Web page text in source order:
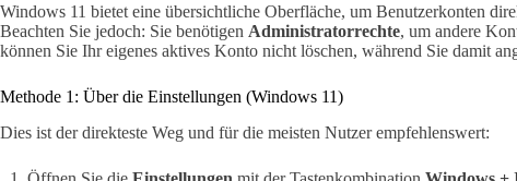
Windows 11 bietet eine übersichtliche Oberfläche, um Benutzerkonten
Beachten Sie jedoch: Sie benötigen Administratorrechte, um andere
können Sie Ihr eigenes aktives Konto nicht löschen, während Sie damit
Methode 1: Über die Einstellungen (Windows 11)
Dies ist der direkteste Weg und für die meisten Nutzer empfehlenswert: